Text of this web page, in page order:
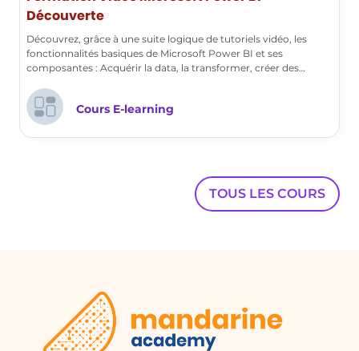
Comment modifier une relation
existante?
Pour modifier une relation, vous pouvez
double-cliquer sur la liaison existante
pour ouvrir un menu qui vous permettra
de changer les colonnes ou les tables
Quels outils puis-je utiliser pour gérer les
relations dans une base de données?
offrent des fonctionnalités de drag and
drop pour créer et gérer des relations.
Découverte
Découvrez, grâce à une suite logique de tutoriels vidéo, les
fonctionnalités basiques de Microsoft Power BI et ses
composantes : Acquérir la data, la transformer, créer des
Cours E-learning
TOUS LES COURS